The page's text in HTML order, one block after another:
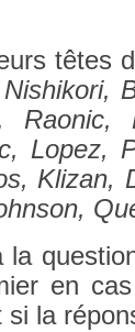
têtes
Raonic,
Lopez,
Klizan,
la
en
si la